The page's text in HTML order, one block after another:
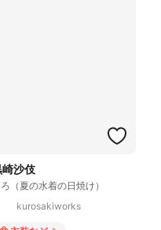
崎沙伎
ろ（夏の水着の日焼け）
kurosakiworks